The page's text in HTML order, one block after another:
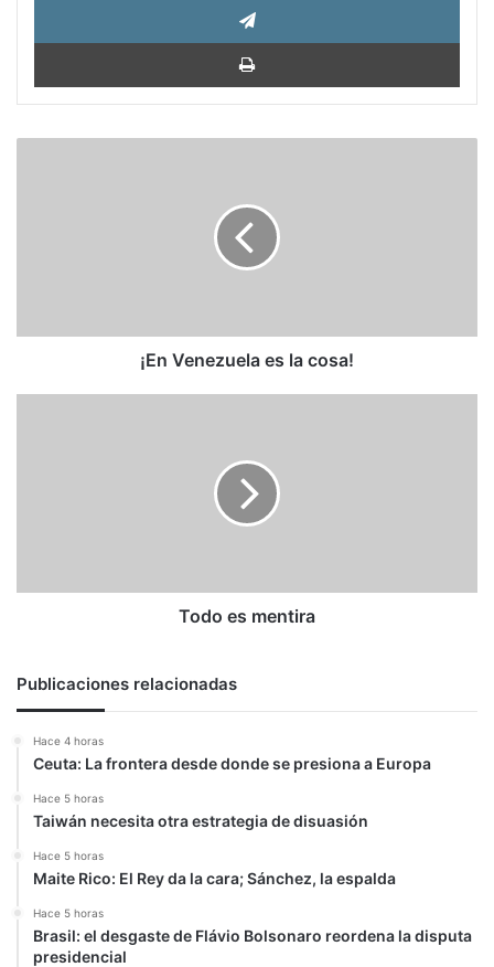
¡En Venezuela es la cosa!
Todo es mentira
Publicaciones relacionadas
Hace 4 horas
Ceuta: La frontera desde donde se presiona a Europa
Hace 5 horas
Taiwán necesita otra estrategia de disuasión
Hace 5 horas
Maite Rico: El Rey da la cara; Sánchez, la espalda
Hace 5 horas
Brasil: el desgaste de Flávio Bolsonaro reordena la disputa
presidencial